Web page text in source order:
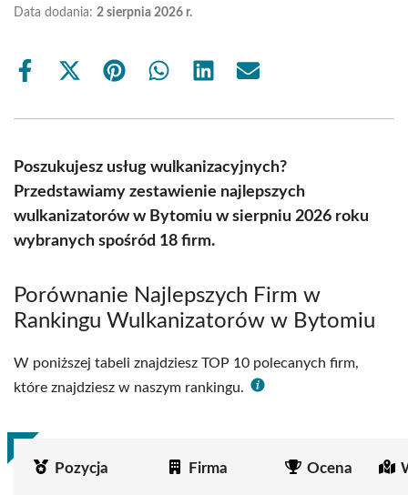
Data dodania: 2 sierpnia 2026 r.
Share
Share
(Twitter)
Share Share Share Share
Poszukujesz usług wulkanizacyjnych?
Przedstawiamy zestawienie najlepszych
wulkanizatorów w Bytomiu w sierpniu 2026 roku
wybranych spośród 18 firm.
Porównanie Najlepszych Firm w
Rankingu Wulkanizatorów w Bytomiu
W poniższej tabeli znajdziesz TOP 10 polecanych firm,
które znajdziesz w naszym rankingu.
Pozycja Firma Ocena